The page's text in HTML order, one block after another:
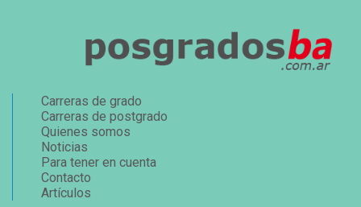
Carreras de grado
Carreras de postgrado
Quienes somos
Noticias
Para tener en cuenta
Contacto
Artículos